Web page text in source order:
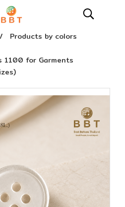
Products by colors
1100 for Garments